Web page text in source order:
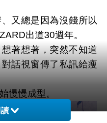
又總是因為沒錢所以
出道30週年。
著想著，突然不知道
話視窗傳了私訊給瘦
慢慢成型。